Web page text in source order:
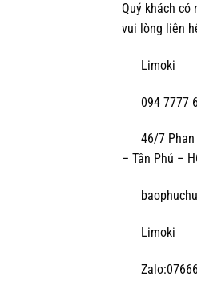
Quý khách có
vui lòng liên
Limoki
094 7777
46/7
– Tân Phú –
Limoki